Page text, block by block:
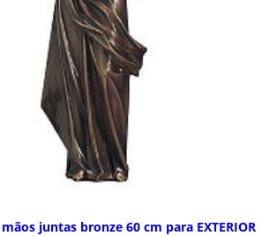
juntas bronze 60 cm para EXTERIOR